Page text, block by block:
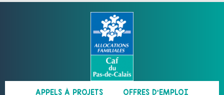
APPELS À PROJETS OFFRES D’EMPLOI